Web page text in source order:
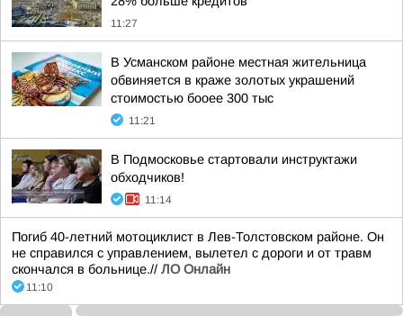
11:27
В Усманском районе местная жительница
обвиняется в краже золотых украшений
стоимостью бооее 300 тыс
11:21
В Подмосковье стартовали инструктажи
обходчиков!
11:14
Погиб 40-летний мотоциклист в Лев-Толстовском районе. Он
не справился с управлением, вылетел с дороги и от травм
скончался в больнице.// ЛО Онлайн
11:10